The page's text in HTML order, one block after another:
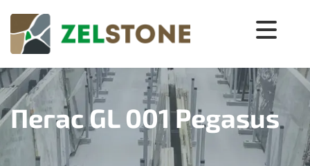
Пегас GL 001 Pegasus